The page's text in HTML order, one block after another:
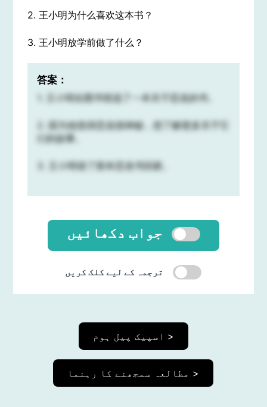
2. 王小明为什么喜欢这本书？
3. 王小明放学前做了什么？
答案：
1. 王小明在图书馆选了一本关于恐龙的书。
2. 因为他觉得恐龙很神秘，想了解更多关于它
们的故事。
3. 王小明借了那本恐龙书回家。
جواب دکھائیں
ترجمہ کے لیے کلک کریں
اسپیک پیل ہوم >
مطالعہ سمجھنے کا رہنما >